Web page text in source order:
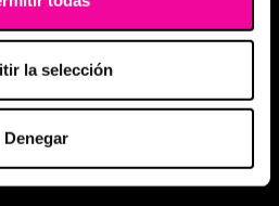
la selección
Denegar